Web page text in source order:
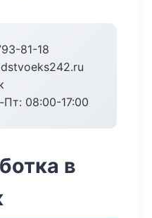
81-18
Пт: 08:00-17:00
в